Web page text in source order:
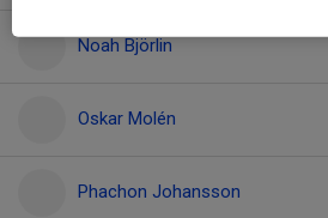
Noah Björlin
Oskar Molén
Phachon Johansson